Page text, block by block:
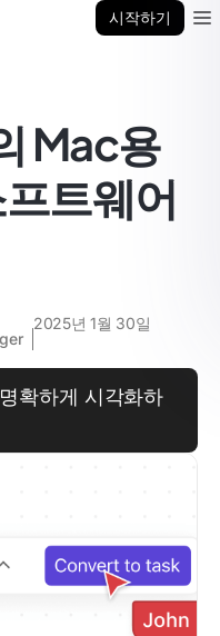
시작하기
Mac용
트웨어
2025년 1월 30일
확하게 시각화하